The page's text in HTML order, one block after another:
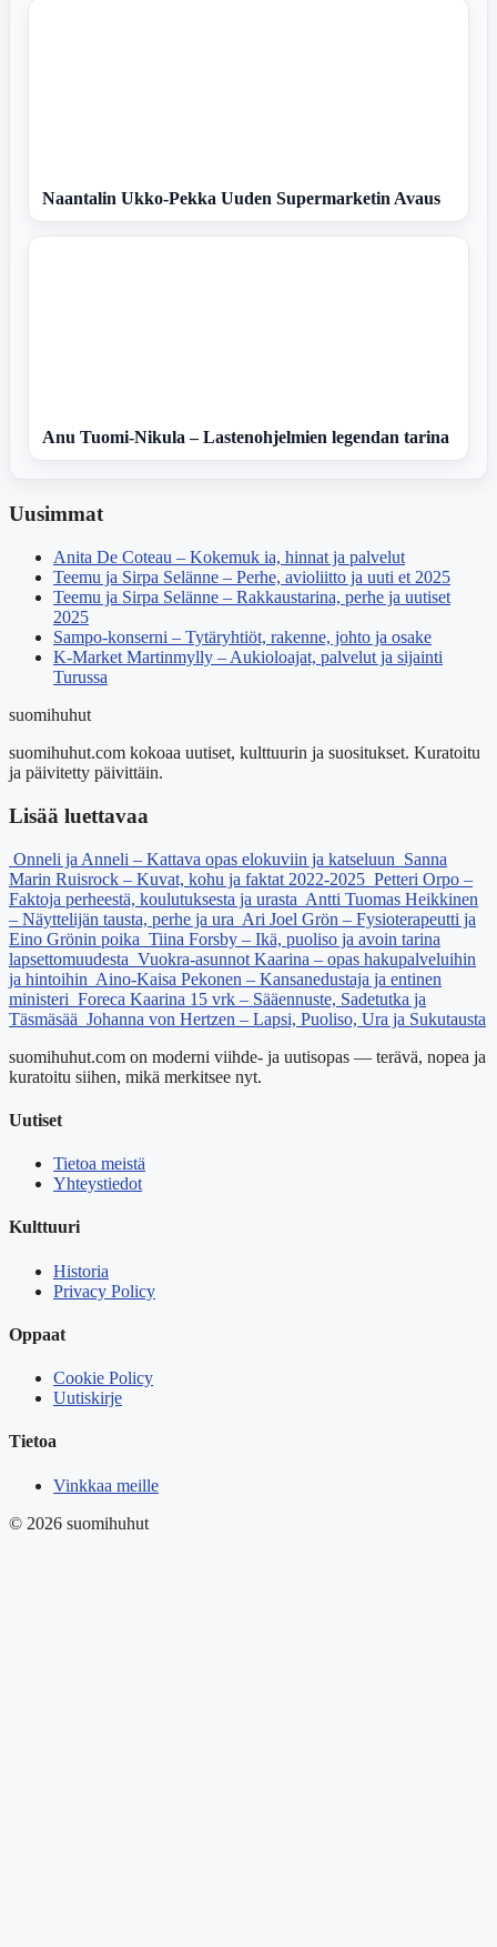
Naantalin Ukko-Pekka Uuden Supermarketin Avaus
Anu Tuomi-Nikula – Lastenohjelmien legendan tarina
Uusimmat
Anita De Coteau – Kokemuk ia, hinnat ja palvelut
Teemu ja Sirpa Selänne – Perhe, avioliitto ja uuti et 2025
Teemu ja Sirpa Selänne – Rakkaustarina, perhe ja uutiset
2025
Sampo-konserni – Tytäryhtiöt, rakenne, johto ja osake
K‑Market Martinmylly – Aukioloajat, palvelut ja sijainti
Turussa
suomihuhut
suomihuhut.com kokoaa uutiset, kulttuurin ja suositukset. Kuratoitu
ja päivitetty päivittäin.
Lisää luettavaa
Onneli ja Anneli – Kattava opas elokuviin ja katseluun Sanna
Marin Ruisrock – Kuvat, kohu ja faktat 2022-2025 Petteri Orpo –
Faktoja perheestä, koulutuksesta ja urasta Antti Tuomas Heikkinen
– Näyttelijän tausta, perhe ja ura Ari Joel Grön – Fysioterapeutti ja
Eino Grönin poika Tiina Forsby – Ikä, puoliso ja avoin tarina
lapsettomuudesta Vuokra-asunnot Kaarina – opas hakupalveluihin
ja hintoihin Aino-Kaisa Pekonen – Kansanedustaja ja entinen
ministeri Foreca Kaarina 15 vrk – Sääennuste, Sadetutka ja
Täsmäsää Johanna von Hertzen – Lapsi, Puoliso, Ura ja Sukutausta
suomihuhut.com on moderni viihde- ja uutisopas — terävä, nopea ja
kuratoitu siihen, mikä merkitsee nyt.
Uutiset
Tietoa meistä
Yhteystiedot
Kulttuuri
Historia
Privacy Policy
Oppaat
Cookie Policy
Uutiskirje
Tietoa
Vinkkaa meille
© 2026 suomihuhut